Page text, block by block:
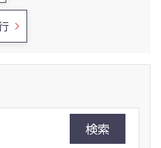
検索